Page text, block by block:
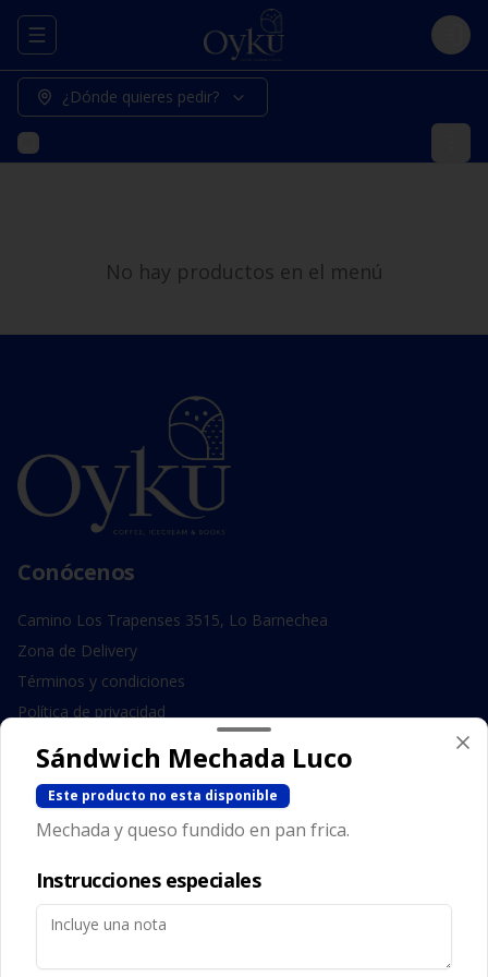
Abrir menu de navegación Login
¿Dónde quieres pedir?
No hay productos en el menú
Conócenos
Camino Los Trapenses 3515, Lo Barnechea
Zona de Delivery
Términos y condiciones
Política de privacidad
Redes sociales
Instagram
Facebook
Mi cuenta
Sándwich Mechada Luco
Este producto no esta disponible
Mechada y queso fundido en pan frica.
Instrucciones especiales